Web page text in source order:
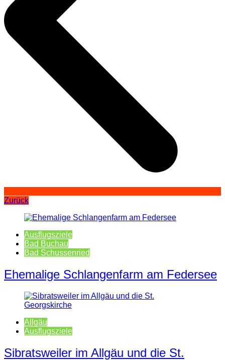
Zurück
Ausflugsziele
Bad Buchau
Bad Schussenried
Ehemalige Schlangenfarm am Federsee
Allgäu
Ausflugsziele
Sibratsweiler im Allgäu und die St.